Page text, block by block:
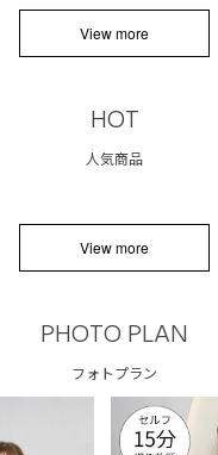
View more
HOT
人気商品
View more
PHOTO PLAN
フォトプラン